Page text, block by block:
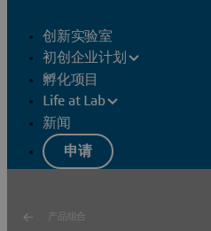
创新实验室
初创企业计划
孵化项目
Life at Lab
新闻
申请
产品组合